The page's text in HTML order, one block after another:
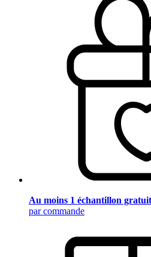
Au moins 1 échantillon gratuit
par commande